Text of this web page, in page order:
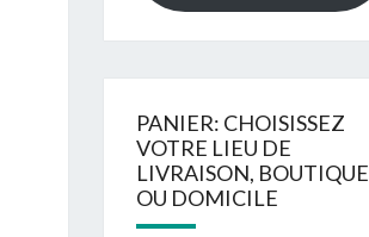
PANIER: CHOISISSEZ
VOTRE LIEU DE
LIVRAISON, BOUTIQUE
OU DOMICILE